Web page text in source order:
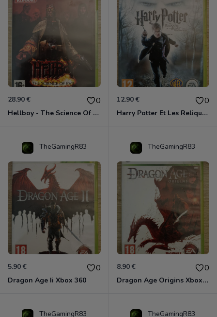
28.90 € 0
Hellboy - The Science Of Evil Xbox 360
12.90 € 0
Harry Potter Et Les Reliques De La Mort - 1ère Partie Xbox 360
TheGamingR83
5.90 € 0
Dragon Age Ii Xbox 360
TheGamingR83
8.90 € 0
Dragon Age Origins Xbox 360
TheGamingR83 TheGamingR83